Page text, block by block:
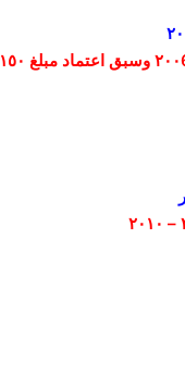
– اعتماد مبلغ ٥٠ الف جنيه لمركز شباب ميت أبو خالد للعام الحالي ٢٠٠6/٢٠٠7 وسبق اعتماد مبلغ ١٥٠